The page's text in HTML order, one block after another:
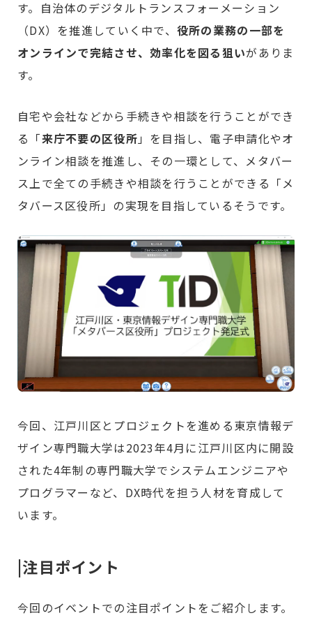
す。自治体のデジタルトランスフォーメーション
（DX）を推進していく中で、 役所の業務の一部を
オンラインで完結させ、効率化を図る狙いがありま
す。
自宅や会社などから手続きや相談を行うことができ
る「来庁不要の区役所 」を目指し、電子申請化やオ
ンライン相談を推進し、その一環として、メタバー
ス上で全ての手続きや相談を行うことができる「メ
タバース区役所」の実現を目指しているそうです。
今回、江戸川区とプロジェクトを進める東京情報デ
ザイン専門職大学は2023年4月に江戸川区内に開設
された4年制の専門職大学でシステムエンジニアや
プログラマーなど、DX時代を担う人材を育成して
います。
|注目ポイント
今回のイベントでの注目ポイントをご紹介します。